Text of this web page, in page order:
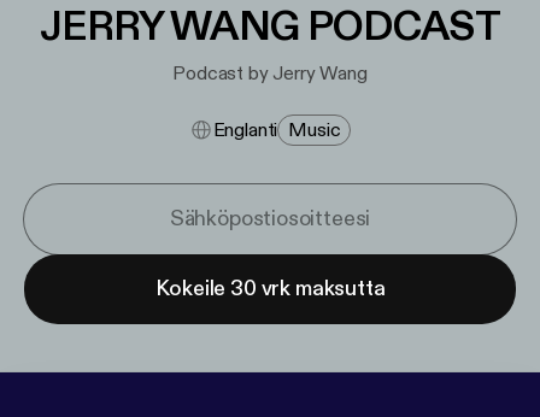
JERRY WANG PODCAST
Podcast by Jerry Wang
Englanti Music
Kokeile 30 vrk maksutta